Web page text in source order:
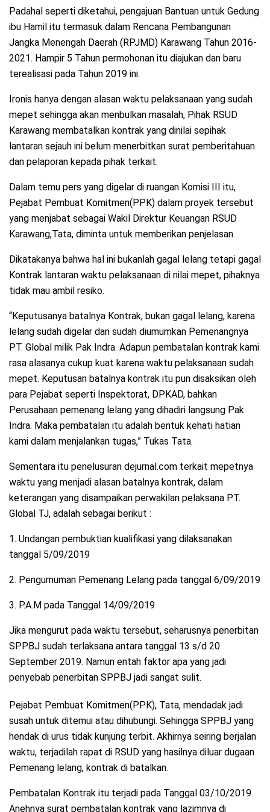
Padahal seperti diketahui, pengajuan Bantuan untuk Gedung
ibu Hamil itu termasuk dalam Rencana Pembangunan
Jangka Menengah Daerah (RPJMD) Karawang Tahun 2016-
2021. Hampir 5 Tahun permohonan itu diajukan dan baru
terealisasi pada Tahun 2019 ini.
Ironis hanya dengan alasan waktu pelaksanaan yang sudah
mepet sehingga akan menbulkan masalah, Pihak RSUD
Karawang membatalkan kontrak yang dinilai sepihak
lantaran sejauh ini belum menerbitkan surat pemberitahuan
dan pelaporan kepada pihak terkait.
Dalam temu pers yang digelar di ruangan Komisi III itu,
Pejabat Pembuat Komitmen(PPK) dalam proyek tersebut
yang menjabat sebagai Wakil Direktur Keuangan RSUD
Karawang,Tata, diminta untuk memberikan penjelasan.
Dikatakanya bahwa hal ini bukanlah gagal lelang tetapi gagal
Kontrak lantaran waktu pelaksanaan di nilai mepet, pihaknya
tidak mau ambil resiko.
“Keputusanya batalnya Kontrak, bukan gagal lelang, karena
lelang sudah digelar dan sudah diumumkan Pemenangnya
PT. Global milik Pak Indra. Adapun pembatalan kontrak kami
rasa alasanya cukup kuat karena waktu pelaksanaan sudah
mepet. Keputusan batalnya kontrak itu pun disaksikan oleh
para Pejabat seperti Inspektorat, DPKAD, bahkan
Perusahaan pemenang lelang yang dihadiri langsung Pak
Indra. Maka pembatalan itu adalah bentuk kehati hatian
kami dalam menjalankan tugas,” Tukas Tata.
Sementara itu penelusuran dejurnal.com terkait mepetnya
waktu yang menjadi alasan batalnya kontrak, dalam
keterangan yang disampaikan perwakilan pelaksana PT.
Global TJ, adalah sebagai berikut :
1. Undangan pembuktian kualifikasi yang dilaksanakan
tanggal 5/09/2019
2. Pengumuman Pemenang Lelang pada tanggal 6/09/2019
3. P.A.M pada Tanggal 14/09/2019
Jika mengurut pada waktu tersebut, seharusnya penerbitan
SPPBJ sudah terlaksana antara tanggal 13 s/d 20
September 2019. Namun entah faktor apa yang jadi
penyebab penerbitan SPPBJ jadi sangat sulit.
Pejabat Pembuat Komitmen(PPK), Tata, mendadak jadi
susah untuk ditemui atau dihubungi. Sehingga SPPBJ yang
hendak di urus tidak kunjung terbit. Akhirnya seiring berjalan
waktu, terjadilah rapat di RSUD yang hasilnya diluar dugaan
Pemenang lelang, kontrak di batalkan.
Pembatalan Kontrak itu terjadi pada Tanggal 03/10/2019.
Anehnya surat pembatalan kontrak yang lazimnya di